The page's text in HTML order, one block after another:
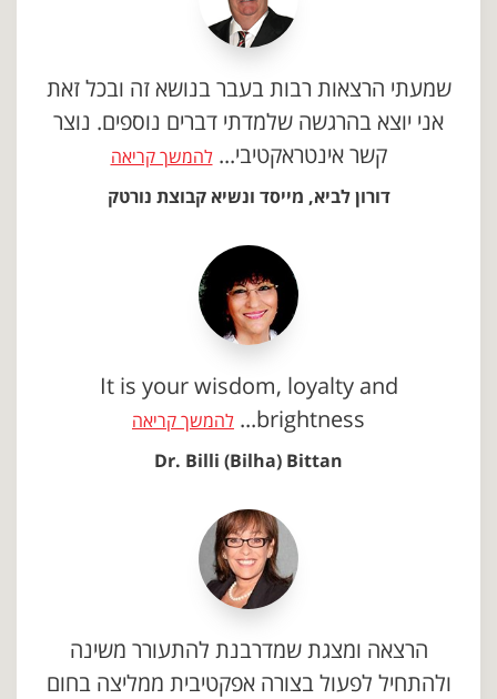
שמעתי הרצאות רבות בעבר בנושא זה ובכל זאת
אני יוצא בהרגשה שלמדתי דברים נוספים. נוצר
קשר אינטראקטיבי...להמשך קריאה
דורון לביא, מייסד ונשיא קבוצת נורטק
It is your wisdom, loyalty and
brightness...
להמשך קריאה
Dr. Billi (Bilha) Bittan
הרצאה ומצגת שמדרבנת להתעורר משינה
ולהתחיל לפעול בצורה אפקטיבית ממליצה בחום